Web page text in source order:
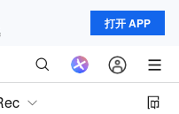
打开 APP